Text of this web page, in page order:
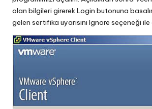
olan bilgileri girerek Login butonuna
gelen sertifika uyarısını Ignore seçeneği ile